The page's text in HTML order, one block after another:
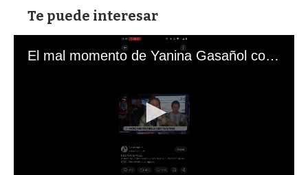
Te puede interesar
El mal momento de Yanina Gasañol con un hincha argentino en "Subrayado"